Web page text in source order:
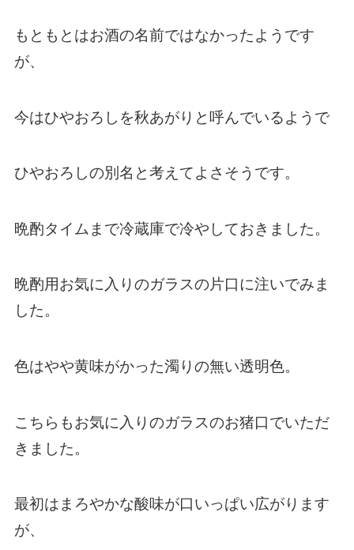
もともとはお酒の名前ではなかったようです
が、
今はひやおろしを秋あがりと呼んでいるようで
ひやおろしの別名と考えてよさそうです。
晩酌タイムまで冷蔵庫で冷やしておきました。
晩酌用お気に入りのガラスの片口に注いでみま
した。
色はやや黄味がかった濁りの無い透明色。
こちらもお気に入りのガラスのお猪口でいただ
きました。
最初はまろやかな酸味が口いっぱい広がります
が、